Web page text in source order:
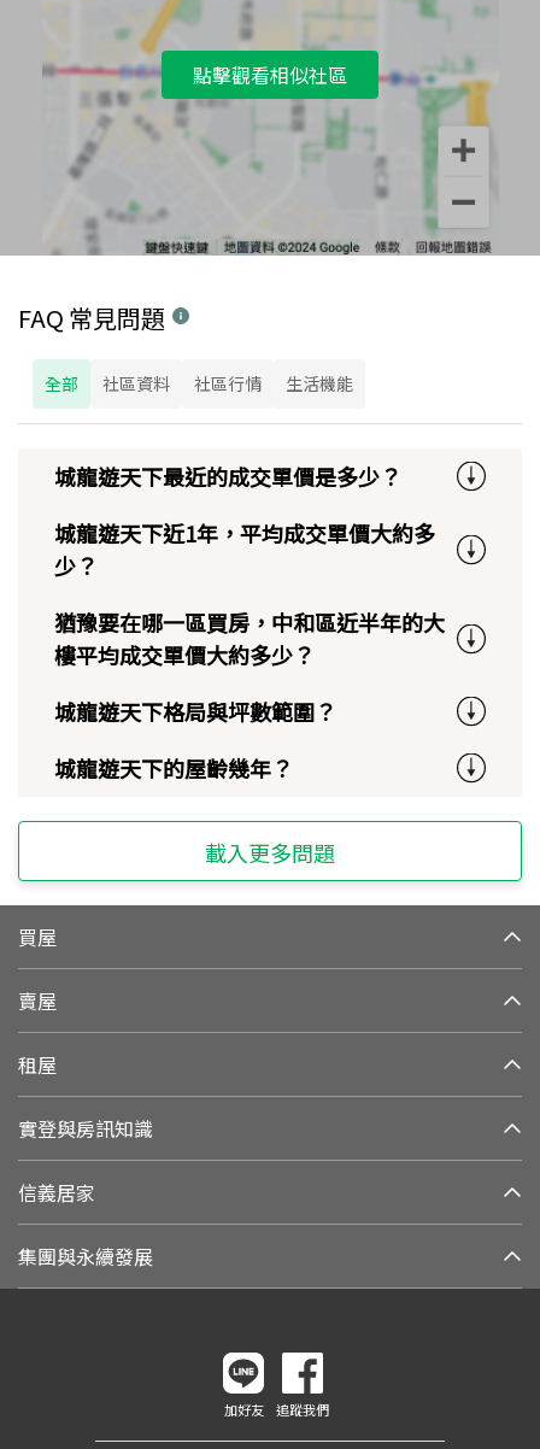
點擊觀看相似社區
FAQ 常見問題
全部 社區資料 社區行情 生活機能
城龍遊天下最近的成交單價是多少？
城龍遊天下近1年，平均成交單價大約多
少？
猶豫要在哪一區買房，中和區近半年的大
樓平均成交單價大約多少？
城龍遊天下格局與坪數範圍？
城龍遊天下的屋齡幾年？
載入更多問題
買屋
賣屋
租屋
實登與房訊知識
信義居家
集團與永續發展
加好友 追蹤我們